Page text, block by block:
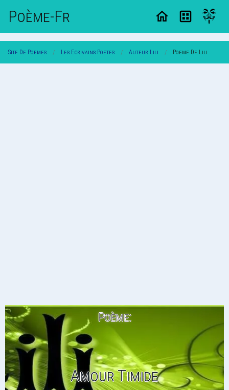
Poème-Fr
Site De Poemes Les Ecrivains Poetes Auteur Lili Poeme De Lili
Poème:
Amour Timide